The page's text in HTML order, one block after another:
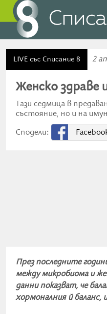
LIVE със Списание 8 2
Женско здраве
Тази седмица в
състояние, но и на
Сподели:
През последните
между микробиома и
данни показват, че
хормоналния й